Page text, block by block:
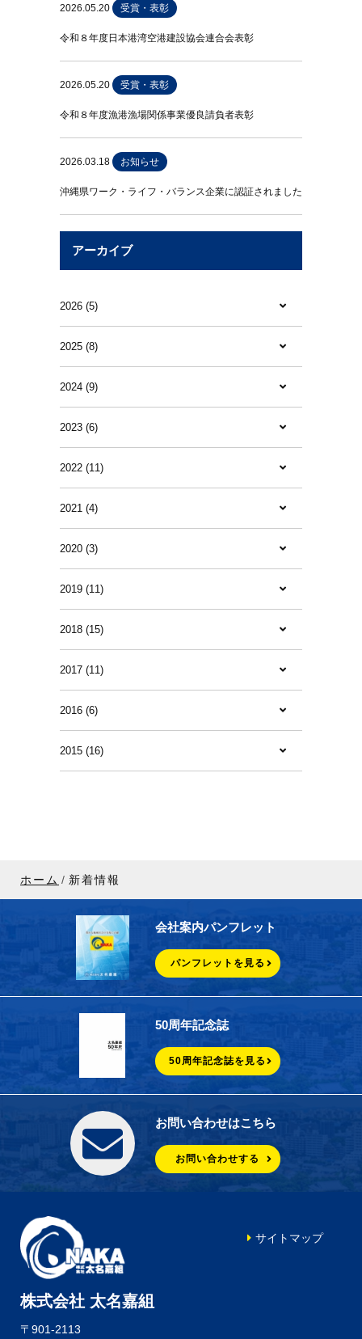
2026.05.20 受賞・表彰
令和８年度日本港湾空港建設協会連合会表彰
2026.05.20 受賞・表彰
令和８年度漁港漁場関係事業優良請負者表彰
2026.03.18 お知らせ
沖縄県ワーク・ライフ・バランス企業に認証されました
アーカイブ
2026 (5)
2025 (8)
2024 (9)
2023 (6)
2022 (11)
2021 (4)
2020 (3)
2019 (11)
2018 (15)
2017 (11)
2016 (6)
2015 (16)
ホーム 新着情報
会社案内パンフレット
パンフレットを見る
50周年記念誌
50周年記念誌を見る
お問い合わせはこちら
お問い合わせする
株式会社 太名嘉組
〒901-2113
サイトマップ